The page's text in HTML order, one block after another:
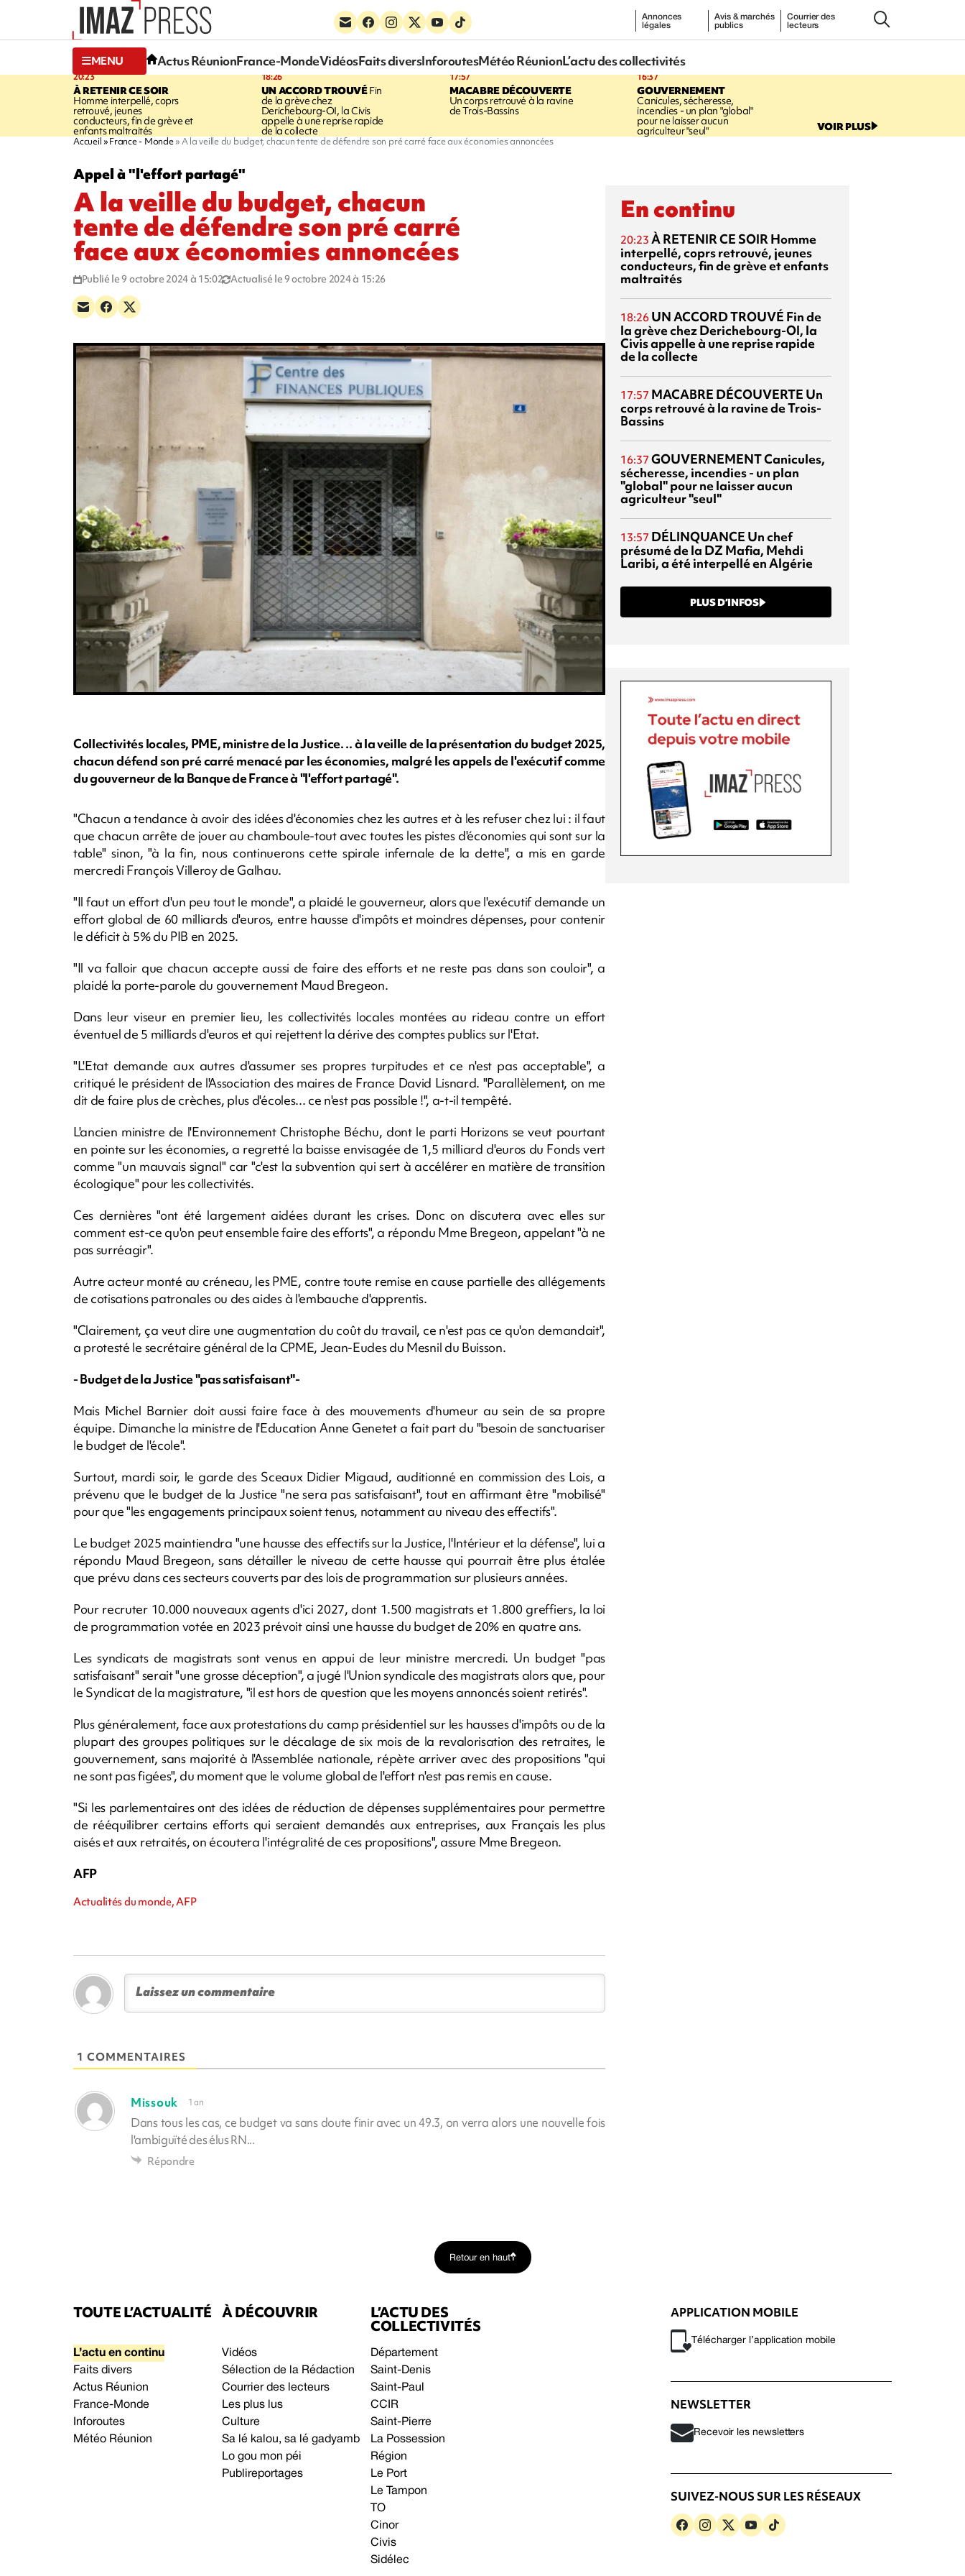
Annonces
légales
Avis & marchés
publics
Courrier des
lecteurs
MENU Actus RéunionFrance-MondeVidéosFaits diversInforoutesMétéo RéunionL’actu des collectivités
20:23
À RETENIR CE SOIR
Homme interpellé, coprs
retrouvé, jeunes
conducteurs, fin de grève et
enfants maltraités
18:26
UN ACCORD TROUVÉFin
de la grève chez
Derichebourg-OI, la Civis
appelle à une reprise rapide
de la collecte
17:57
MACABRE DÉCOUVERTE
Un corps retrouvé à la ravine
de Trois-Bassins
16:37
GOUVERNEMENT
Canicules, sécheresse,
incendies - un plan "global"
pour ne laisser aucun
agriculteur "seul" VOIR PLUS
Accueil France - Monde A la veille du budget, chacun tente de défendre son pré carré face aux économies annoncées
Appel à "l'effort partagé"
A la veille du budget, chacun
tente de défendre son pré carré
face aux économies annoncées
Publié le 9 octobre 2024 à 15:02 Actualisé le 9 octobre 2024 à 15:26
Collectivités locales, PME, ministre de la Justice. .. à la veille de la présentation du budget 2025,
chacun défend son pré carré menacé par les économies, malgré les appels de l'exécutif comme
du gouverneur de la Banque de France à "l'effort partagé".
"Chacun a tendance à avoir des idées d'économies chez les autres et à les refuser chez lui : il faut
que chacun arrête de jouer au chamboule-tout avec toutes les pistes d'économies qui sont sur la
table" sinon, "à la fin, nous continuerons cette spirale infernale de la dette", a mis en garde
mercredi François Villeroy de Galhau.
"Il faut un effort d'un peu tout le monde", a plaidé le gouverneur, alors que l'exécutif demande un
effort global de 60 milliards d'euros, entre hausse d'impôts et moindres dépenses, pour contenir
le déficit à 5% du PIB en 2025.
"Il va falloir que chacun accepte aussi de faire des efforts et ne reste pas dans son couloir", a
plaidé la porte-parole du gouvernement Maud Bregeon.
Dans leur viseur en premier lieu, les collectivités locales montées au rideau contre un effort
éventuel de 5 milliards d'euros et qui rejettent la dérive des comptes publics sur l'Etat.
"L'Etat demande aux autres d'assumer ses propres turpitudes et ce n'est pas acceptable", a
critiqué le président de l'Association des maires de France David Lisnard. "Parallèlement, on me
dit de faire plus de crèches, plus d'écoles... ce n'est pas possible !", a-t-il tempêté.
L'ancien ministre de l'Environnement Christophe Béchu, dont le parti Horizons se veut pourtant
en pointe sur les économies, a regretté la baisse envisagée de 1,5 milliard d'euros du Fonds vert
comme "un mauvais signal" car "c'est la subvention qui sert à accélérer en matière de transition
écologique" pour les collectivités.
Ces dernières "ont été largement aidées durant les crises. Donc on discutera avec elles sur
comment est-ce qu'on peut ensemble faire des efforts", a répondu Mme Bregeon, appelant "à ne
pas surréagir".
Autre acteur monté au créneau, les PME, contre toute remise en cause partielle des allégements
de cotisations patronales ou des aides à l'embauche d'apprentis.
"Clairement, ça veut dire une augmentation du coût du travail, ce n'est pas ce qu'on demandait",
a protesté le secrétaire général de la CPME, Jean-Eudes du Mesnil du Buisson.
- Budget de la Justice "pas satisfaisant"-
Mais Michel Barnier doit aussi faire face à des mouvements d'humeur au sein de sa propre
équipe. Dimanche la ministre de l'Education Anne Genetet a fait part du "besoin de sanctuariser
le budget de l'école".
Surtout, mardi soir, le garde des Sceaux Didier Migaud, auditionné en commission des Lois, a
prévenu que le budget de la Justice "ne sera pas satisfaisant", tout en affirmant être "mobilisé"
pour que "les engagements principaux soient tenus, notamment au niveau des effectifs".
Le budget 2025 maintiendra "une hausse des effectifs sur la Justice, l'Intérieur et la défense", lui a
répondu Maud Bregeon, sans détailler le niveau de cette hausse qui pourrait être plus étalée
que prévu dans ces secteurs couverts par des lois de programmation sur plusieurs années.
Pour recruter 10.000 nouveaux agents d'ici 2027, dont 1.500 magistrats et 1.800 greffiers, la loi
de programmation votée en 2023 prévoit ainsi une hausse du budget de 20% en quatre ans.
Les syndicats de magistrats sont venus en appui de leur ministre mercredi. Un budget "pas
satisfaisant" serait "une grosse déception", a jugé l'Union syndicale des magistrats alors que, pour
le Syndicat de la magistrature, "il est hors de question que les moyens annoncés soient retirés".
Plus généralement, face aux protestations du camp présidentiel sur les hausses d'impôts ou de la
plupart des groupes politiques sur le décalage de six mois de la revalorisation des retraites, le
gouvernement, sans majorité à l'Assemblée nationale, répète arriver avec des propositions "qui
ne sont pas figées", du moment que le volume global de l'effort n'est pas remis en cause.
"Si les parlementaires ont des idées de réduction de dépenses supplémentaires pour permettre
de rééquilibrer certains efforts qui seraient demandés aux entreprises, aux Français les plus
aisés et aux retraités, on écoutera l'intégralité de ces propositions", assure Mme Bregeon.
AFP
Actualités du monde, AFP
1 COMMENTAIRES
Missouk 1 an
Dans tous les cas, ce budget va sans doute finir avec un 49.3, on verra alors une nouvelle fois
l'ambiguïté des élus RN...
Répondre
En continu
20:23 À RETENIR CE SOIR Homme
interpellé, coprs retrouvé, jeunes
conducteurs, fin de grève et enfants
maltraités
18:26 UN ACCORD TROUVÉ Fin de
la grève chez Derichebourg-OI, la
Civis appelle à une reprise rapide
de la collecte
17:57 MACABRE DÉCOUVERTE Un
corps retrouvé à la ravine de Trois-
Bassins
16:37 GOUVERNEMENTCanicules,
sécheresse, incendies - un plan
"global" pour ne laisser aucun
agriculteur "seul"
13:57 DÉLINQUANCE Un chef
présumé de la DZ Mafia, Mehdi
Laribi, a été interpellé en Algérie
PLUS D’INFOS
Retour en haut
TOUTE L’ACTUALITÉ
L’actu en continu
Faits divers
Actus Réunion
France-Monde
Inforoutes
Météo Réunion
À DÉCOUVRIR
Vidéos
Sélection de la Rédaction
Courrier des lecteurs
Les plus lus
Culture
Sa lé kalou, sa lé gadyamb
Lo gou mon péi
Publireportages
L’ACTU DES
COLLECTIVITÉS
Département
Saint-Denis
Saint-Paul
CCIR
Saint-Pierre
La Possession
Région
Le Port
Le Tampon
TO
Cinor
Civis
Sidélec
APPLICATION MOBILE
Télécharger l’application mobile
NEWSLETTER
Recevoir les newsletters
SUIVEZ-NOUS SUR LES RÉSEAUX